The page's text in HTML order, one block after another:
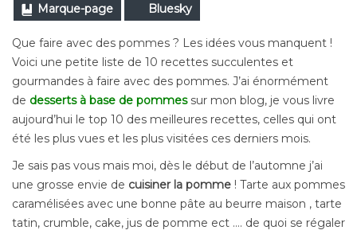
Marque-page
Bluesky
Que faire avec des pommes ? Les idées vous manquent !
Voici une petite liste de 10 recettes succulentes et
gourmandes à faire avec des pommes. J’ai énormément
de desserts à base de pommessur mon blog, je vous livre
aujourd’hui le top 10 des meilleures recettes, celles qui ont
été les plus vues et les plus visitées ces derniers mois.
Je sais pas vous mais moi, dès le début de l’automne j’ai
une grosse envie de cuisiner la pomme ! Tarte aux pommes
caramélisées avec une bonne pâte au beurre maison , tarte
tatin, crumble, cake, jus de pomme ect …. de quoi se régaler